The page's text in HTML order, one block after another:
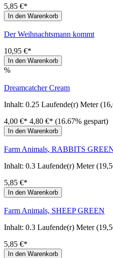
5,85 €*
In den Warenkorb
Der Weihnachtsmann kommt
10,95 €*
In den Warenkorb
%
Dreamcatcher Cream
Inhalt: 0.25 Laufende(r) Meter
4,00 €* 4,80 €* (16.67% gespart)
In den Warenkorb
Farm Animals, RABBITS
Inhalt: 0.3 Laufende(r) Meter
5,85 €*
In den Warenkorb
Farm Animals, SHEEP GREEN
Inhalt: 0.3 Laufende(r) Meter
5,85 €*
In den Warenkorb